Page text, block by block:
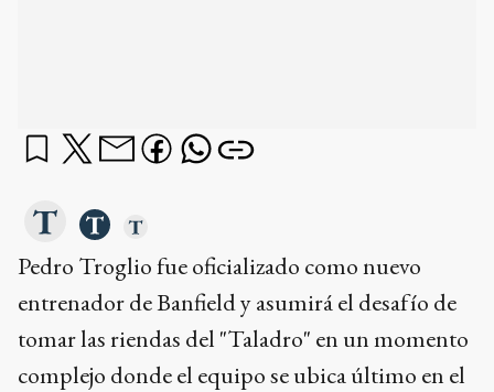
Pedro Troglio fue oficializado como nuevo
entrenador de Banfield y asumirá el desafío de
tomar las riendas del "Taladro" en un momento
complejo donde el equipo se ubica último en el